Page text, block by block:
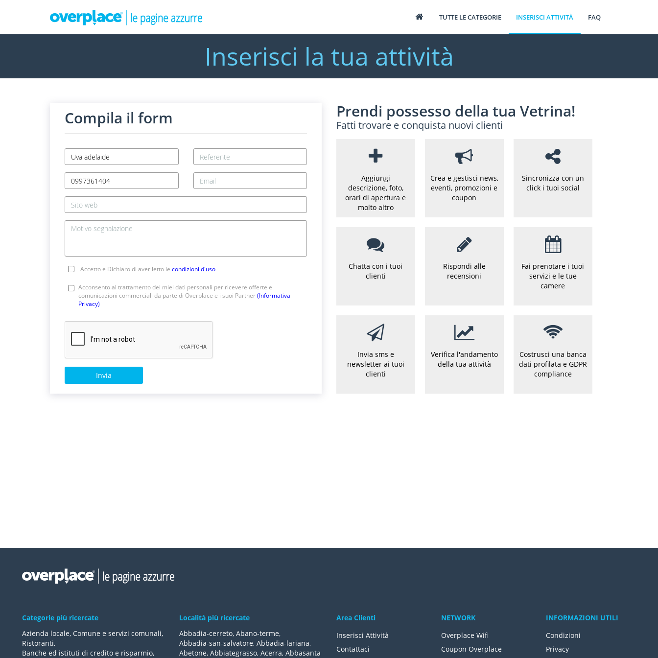
TUTTE LE CATEGORIE INSERISCI ATTIVITÀ FAQ
Inserisci la tua attività
Compila il form
Accetto e Dichiaro di aver letto le condizioni d'uso
Acconsento al trattamento dei miei dati personali per ricevere offerte e
comunicazioni commerciali da parte di Overplace e i suoi Partner(Informativa
Privacy)
Invia
Prendi possesso della tua Vetrina!
Fatti trovare e conquista nuovi clienti
Aggiungi
descrizione, foto,
orari di apertura e
molto altro
Crea e gestisci news,
eventi, promozioni e
coupon
Sincronizza con un
click i tuoi social
Chatta con i tuoi
clienti
Rispondi alle
recensioni
Fai prenotare i tuoi
servizi e le tue
camere
Invia sms e
newsletter ai tuoi
clienti
Verifica l'andamento
della tua attività
Costrusci una banca
dati profilata e GDPR
compliance
Categorie più ricercate
Azienda locale, Comune e servizi comunali,
Ristoranti,
Banche ed istituti di credito e risparmio,
Località più ricercate
Abbadia-cerreto, Abano-terme,
Abbadia-san-salvatore, Abbadia-lariana,
Abetone, Abbiategrasso, Acerra, Abbasanta
Area Clienti
Inserisci Attività
Contattaci
NETWORK
Overplace Wifi
Coupon Overplace
INFORMAZIONI UTILI
Condizioni
Privacy